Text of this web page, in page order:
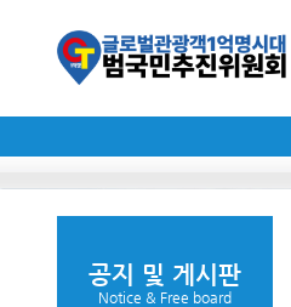
공지 및 게시판
Notice & Free board